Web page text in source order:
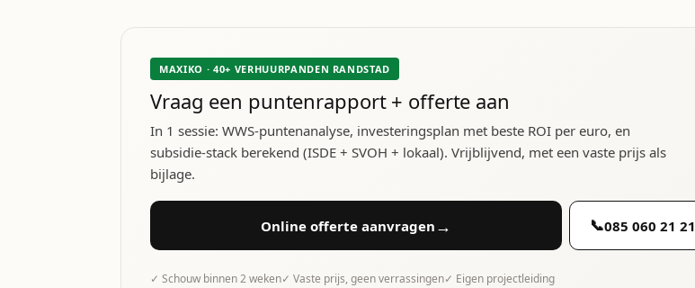
MAXIKO · 40+ VERHUURPANDEN RANDSTAD
Vraag een puntenrapport + offerte aan
In 1 sessie: WWS-puntenanalyse, investeringsplan met beste ROI per euro, en
subsidie-stack berekend (ISDE + SVOH + lokaal). Vrijblijvend, met een vaste prijs als
bijlage.
Online offerte aanvragen → 📞085 060 21 21
✓ Schouw binnen 2 weken✓ Vaste prijs, geen verrassingen✓ Eigen projectleiding